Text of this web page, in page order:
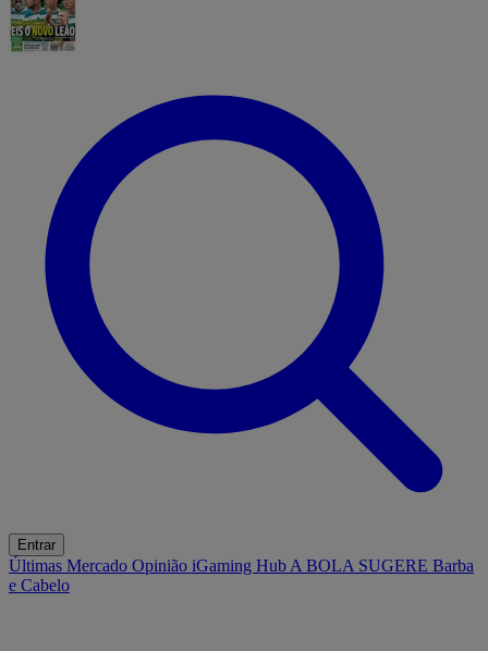
Entrar
Últimas Mercado Opinião iGaming Hub A BOLA SUGERE Barba
e Cabelo